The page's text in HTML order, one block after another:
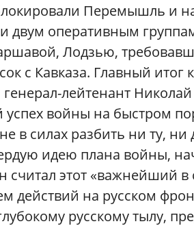
Перемышль и
двум оперативным
Лодзью,
с Кавказа. Главный итог
лейтенант
успех войны на быстром
в силах разбить ни ту,
идею плана войны,
считал этот «важнейший
действий на русском
русскому тылу,